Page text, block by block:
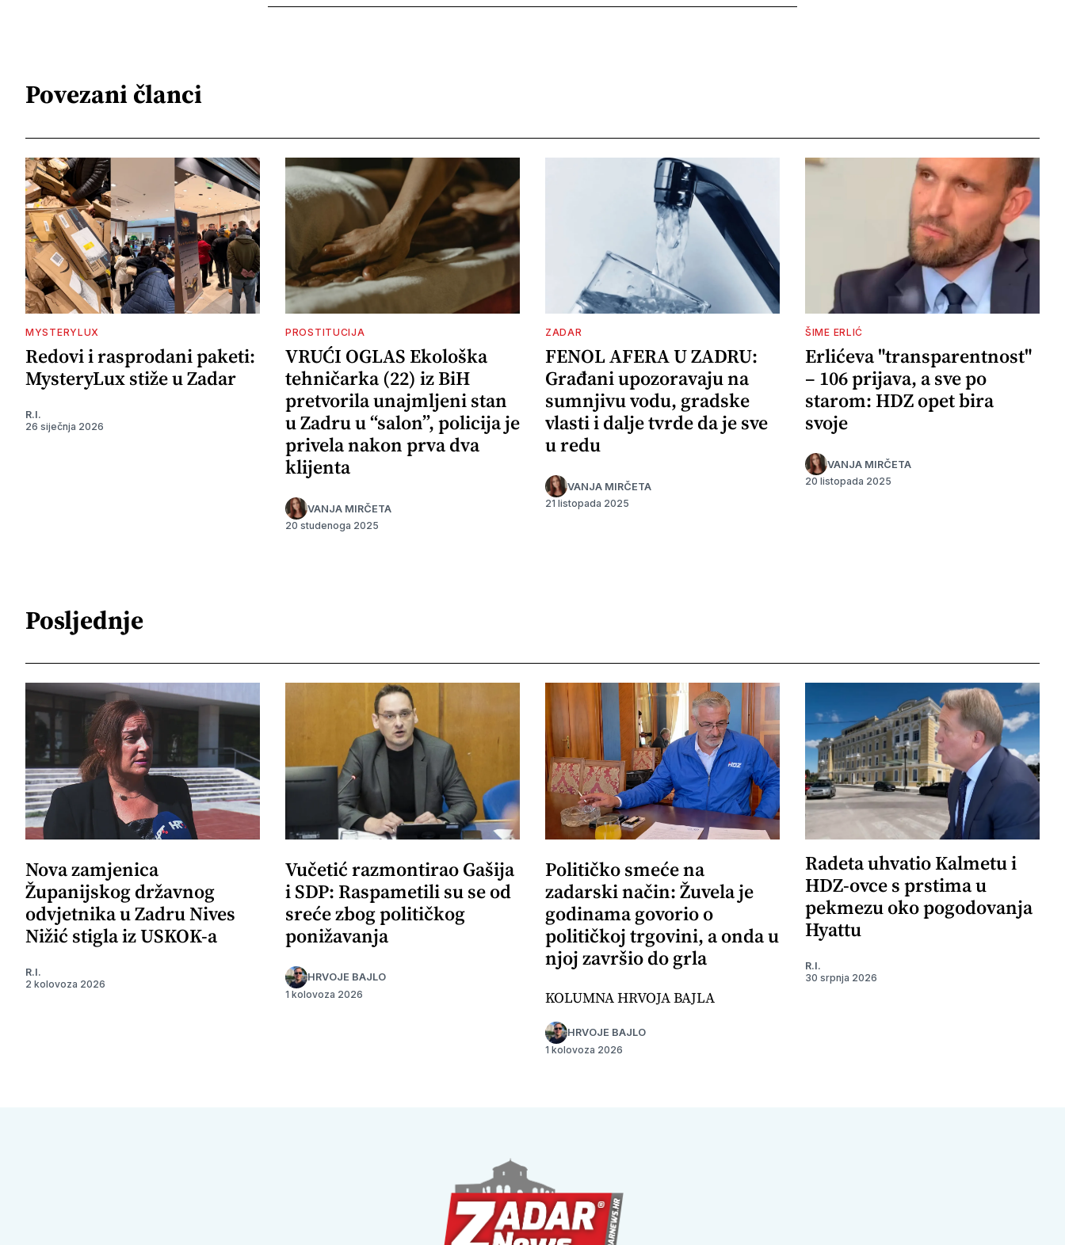
Povezani članci
MYSTERYLUX
Redovi i rasprodani paketi:
MysteryLux stiže u Zadar
R.I.
26 siječnja 2026
PROSTITUCIJA
VRUĆI OGLAS Ekološka
tehničarka (22) iz BiH
pretvorila unajmljeni stan
u Zadru u “salon”, policija je
privela nakon prva dva
klijenta
VANJA MIRČETA
20 studenoga 2025
ZADAR
FENOL AFERA U ZADRU:
Građani upozoravaju na
sumnjivu vodu, gradske
vlasti i dalje tvrde da je sve
u redu
VANJA MIRČETA
21 listopada 2025
ŠIME ERLIĆ
Erlićeva "transparentnost"
– 106 prijava, a sve po
starom: HDZ opet bira
svoje
VANJA MIRČETA
20 listopada 2025
Posljednje
Nova zamjenica
Županijskog državnog
odvjetnika u Zadru Nives
Nižić stigla iz USKOK-a
R.I.
2 kolovoza 2026
Vučetić razmontirao Gašija
i SDP: Raspametili su se od
sreće zbog političkog
ponižavanja
HRVOJE BAJLO
1 kolovoza 2026
Političko smeće na
zadarski način: Žuvela je
godinama govorio o
političkoj trgovini, a onda u
njoj završio do grla
KOLUMNA HRVOJA BAJLA
HRVOJE BAJLO
1 kolovoza 2026
Radeta uhvatio Kalmetu i
HDZ-ovce s prstima u
pekmezu oko pogodovanja
Hyattu
R.I.
30 srpnja 2026